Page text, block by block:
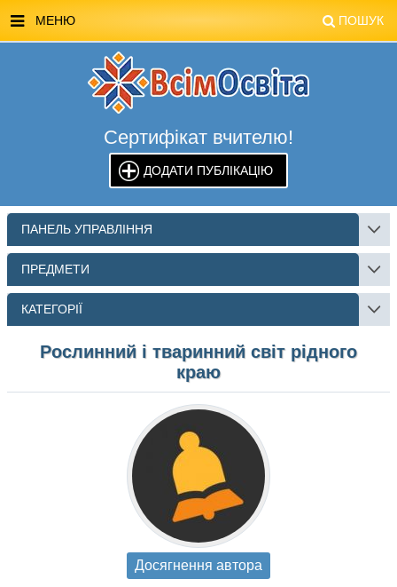
МЕНЮ ПОШУК
МАГАЗИН ВСІМОСВІТА
СТЕНДИ ВСІМОСВІТА
РЕКЛАМА НА САЙТІ
КОНТАКТИ
ПОШУК
Сертифікат вчителю!
ДОДАТИ ПУБЛІКАЦІЮ
ПАНЕЛЬ УПРАВЛІННЯ
ПРЕДМЕТИ
КАТЕГОРІЇ
Рослинний і тваринний світ рідного
краю
Досягнення автора